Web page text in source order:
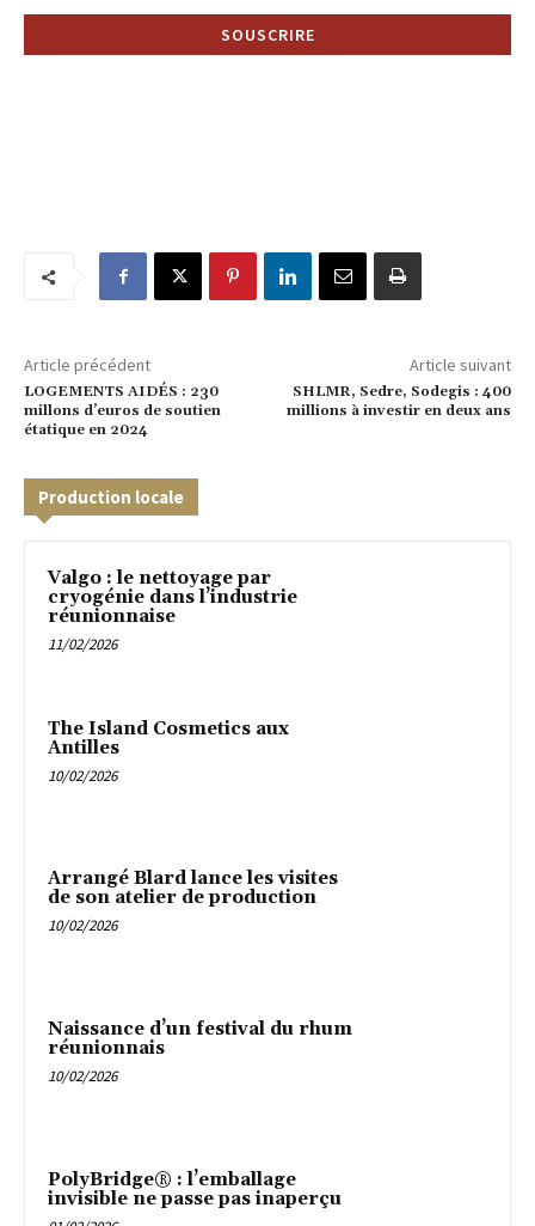
Article précédent
LOGEMENTS AIDÉS : 230
millons d’euros de soutien
étatique en 2024
Article suivant
SHLMR, Sedre, Sodegis : 400
millions à investir en deux ans
Production locale
Valgo : le nettoyage par
cryogénie dans l’industrie
réunionnaise
11/02/2026
The Island Cosmetics aux
Antilles
10/02/2026
Arrangé Blard lance les visites
de son atelier de production
10/02/2026
Naissance d’un festival du rhum
réunionnais
10/02/2026
PolyBridge® : l’emballage
invisible ne passe pas inaperçu